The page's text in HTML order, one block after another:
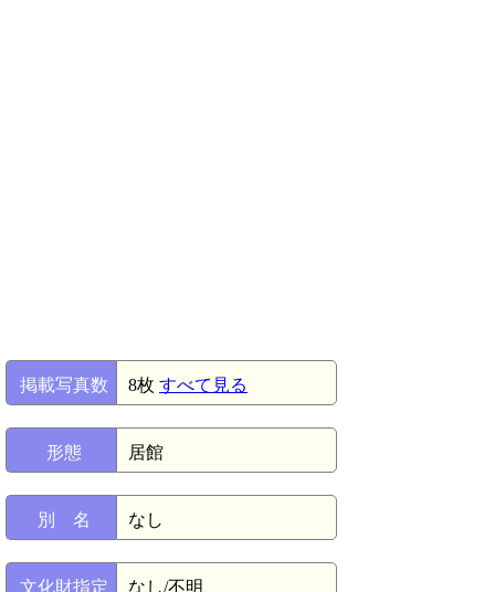
掲載写真数 8枚 すべて見る
形態 居館
別 名 なし
文化財指定 なし/不明